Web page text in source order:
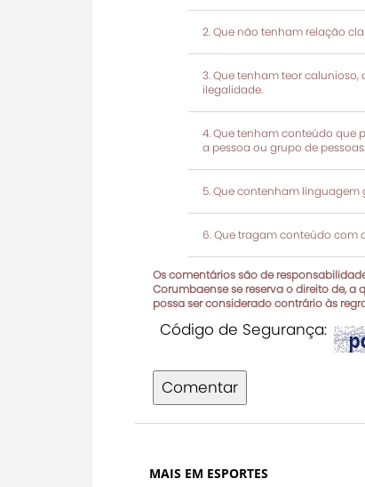
Que não tenham relação
Que tenham teor
ilegalidade.
Que tenham conteúdo que
a pessoa ou grupo de pessoas.
Que contenham linguagem
Que tragam conteúdo com
Os comentários são de
Corumbaense se reserva o direito de,
possa ser considerado contrário às
Código de Segurança:
Comentar
MAIS EM ESPORTES